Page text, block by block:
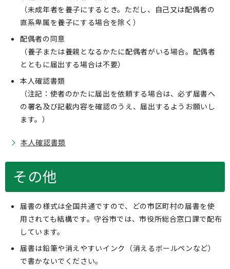
（未成年者を養子にするとき。ただし、自己又は配偶者の
直系卑属を養子にする場合を除く）
配偶者の同意
（養子または養親となるかたに配偶者がいる場合。配偶者
とともに届出する場合は不要）
本人確認書類
（注記：使者のかたに届出を依頼する場合は、必ず届書へ
の署名及び記載内容を確認のうえ、届出するようお願いし
ます。）
本人確認書類
その他
届書の様式は全国共通ですので、どの市区町村の届書を使
用されても結構です。守谷市では、市役所総合窓口課で配布
しています。
届書は鉛筆や消えやすいインク（消えるボールペンなど）
で書かないでください。